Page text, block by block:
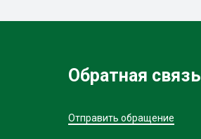
Обратная связь
Отправить обращение